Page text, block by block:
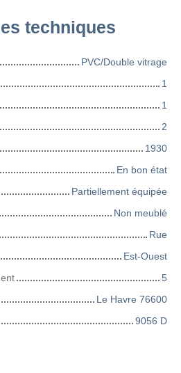
techniques
PVC/Double vitrage
1
1
2
1930
En bon état
Partiellement équipée
Non meublé
Rue
Est-Ouest
5
Le Havre 76600
9056 D